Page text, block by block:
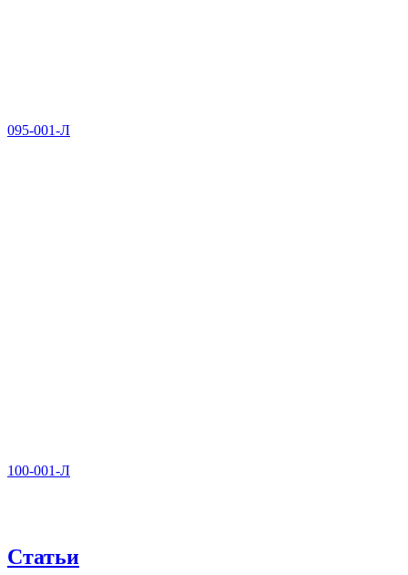
095-001-Л
100-001-Л
Статьи